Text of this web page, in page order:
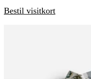
Bestil visitkort